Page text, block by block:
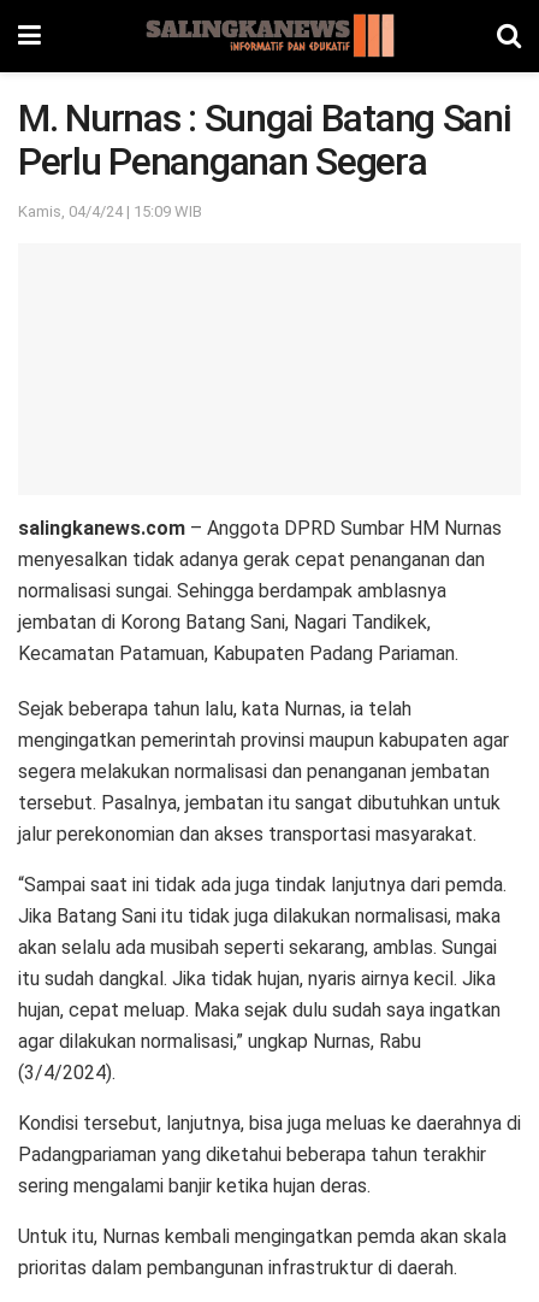
M. Nurnas : Sungai Batang Sani
Perlu Penanganan Segera
Kamis, 04/4/24 | 15:09 WIB
salingkanews.com – Anggota DPRD Sumbar HM Nurnas
menyesalkan tidak adanya gerak cepat penanganan dan
normalisasi sungai. Sehingga berdampak amblasnya
jembatan di Korong Batang Sani, Nagari Tandikek,
Kecamatan Patamuan, Kabupaten Padang Pariaman.
Sejak beberapa tahun lalu, kata Nurnas, ia telah
mengingatkan pemerintah provinsi maupun kabupaten agar
segera melakukan normalisasi dan penanganan jembatan
tersebut. Pasalnya, jembatan itu sangat dibutuhkan untuk
jalur perekonomian dan akses transportasi masyarakat.
“Sampai saat ini tidak ada juga tindak lanjutnya dari pemda.
Jika Batang Sani itu tidak juga dilakukan normalisasi, maka
akan selalu ada musibah seperti sekarang, amblas. Sungai
itu sudah dangkal. Jika tidak hujan, nyaris airnya kecil. Jika
hujan, cepat meluap. Maka sejak dulu sudah saya ingatkan
agar dilakukan normalisasi,” ungkap Nurnas, Rabu
(3/4/2024).
Kondisi tersebut, lanjutnya, bisa juga meluas ke daerahnya di
Padangpariaman yang diketahui beberapa tahun terakhir
sering mengalami banjir ketika hujan deras.
Untuk itu, Nurnas kembali mengingatkan pemda akan skala
prioritas dalam pembangunan infrastruktur di daerah.